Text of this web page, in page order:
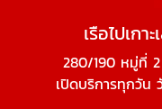
เรือไปเก
280/190 หมู่ที่ 2
เปิดบริการทุกวัน